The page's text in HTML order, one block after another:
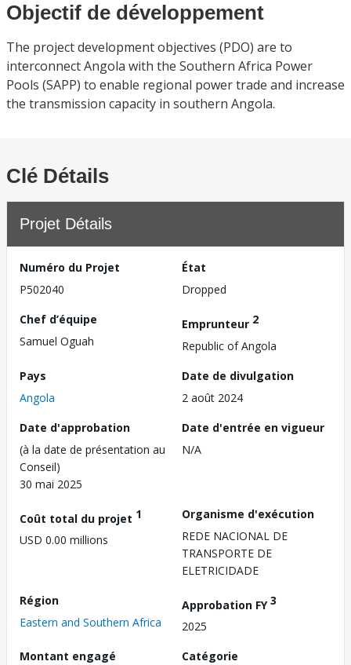
Objectif de développement
The project development objectives (PDO) are to
interconnect Angola with the Southern Africa Power
Pools (SAPP) to enable regional power trade and increase
the transmission capacity in southern Angola.
Clé Détails
Projet Détails
Numéro du Projet
P502040
État
Dropped
Chef d’équipe
Samuel Oguah
Emprunteur 2
Republic of Angola
Pays
Angola
Date de divulgation
2 août 2024
Date d'approbation
(à la date de présentation au
Conseil)
30 mai 2025
Date d'entrée en vigueur
N/A
Coût total du projet 1
USD 0.00 millions
Organisme d'exécution
REDE NACIONAL DE
TRANSPORTE DE
ELETRICIDADE
Région
Eastern and Southern Africa
Approbation FY3
2025
Montant engagé
Catégorie